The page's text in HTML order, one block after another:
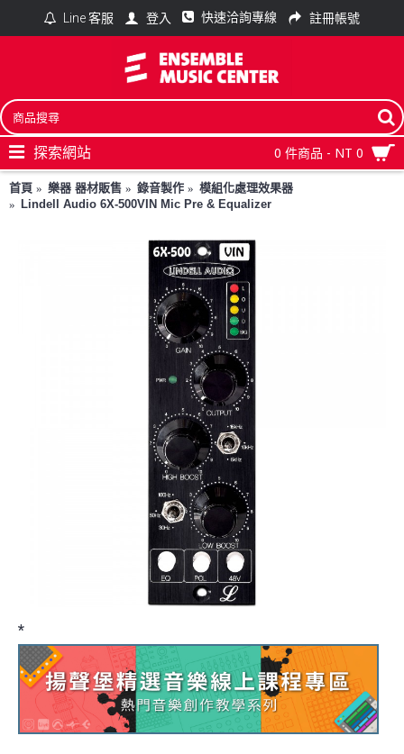
Line 客服 登入 快速洽詢專線 註冊帳號
0 件商品 - NT 0
探索網站
首頁 樂器 器材販售 錄音製作
模組化處理效果器
Lindell Audio 6X-500VIN Mic Pre & Equalizer
*